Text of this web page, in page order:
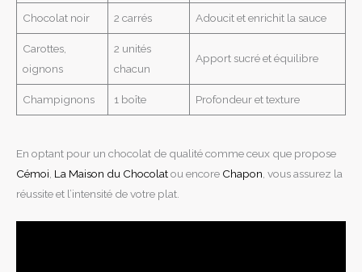
Chocolat noir 2 carrés Adoucit et enrichit la sauce
Carottes,
oignons
2 unités
chacun
Apport sucré et équilibre
Champignons 1 boîte Profondeur et texture
En optant pour un chocolat de qualité comme ceux que propose
Cémoi La Maison du Chocolatou encore Chapon , vous assurez la
réussite et l’intensité de votre plat.